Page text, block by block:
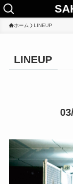
ホーム LINEUP
LINEUP